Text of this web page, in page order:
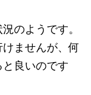
のようです。
ませんが、何
良いのです